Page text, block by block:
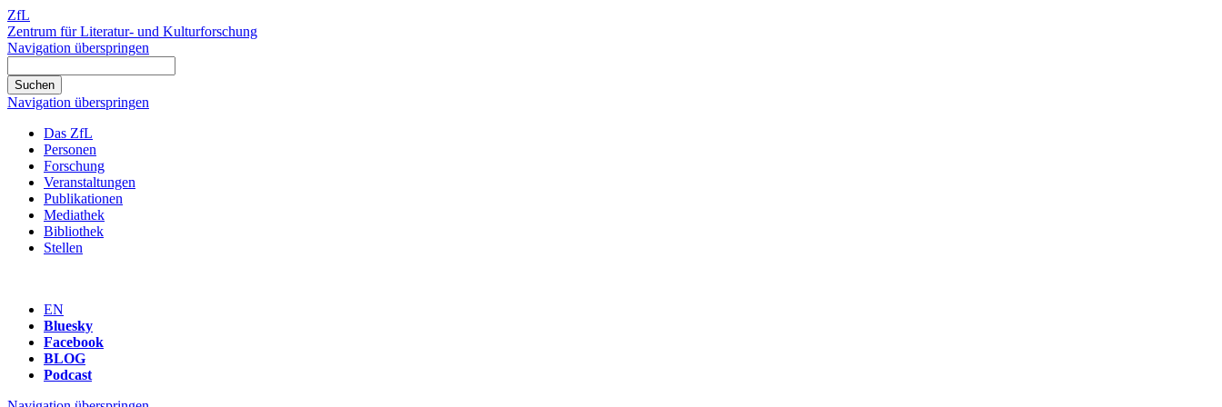
ZfL
Zentrum für Literatur- und Kulturforschung
Navigation überspringen
Navigation überspringen
Das ZfL
Personen
Forschung
Veranstaltungen
Publikationen
Mediathek
Bibliothek
Stellen
EN
Bluesky
Facebook
BLOG
Podcast